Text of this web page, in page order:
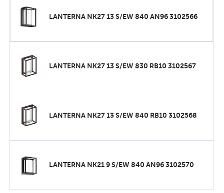
LANTERNA NK27 13 S/EW 840 AN96 3102566
LANTERNA NK27 13 S/EW 830 RB10 3102567
LANTERNA NK27 13 S/EW 840 RB10 3102568
LANTERNA NK21 9 S/EW 840 AN96 3102570